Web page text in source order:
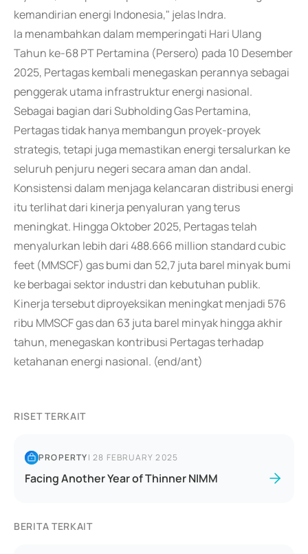
kemandirian energi Indonesia," jelas Indra.
Ia menambahkan dalam memperingati Hari Ulang
Tahun ke-68 PT Pertamina (Persero) pada 10 Desember
2025, Pertagas kembali menegaskan perannya sebagai
penggerak utama infrastruktur energi nasional.
Sebagai bagian dari Subholding Gas Pertamina,
Pertagas tidak hanya membangun proyek-proyek
strategis, tetapi juga memastikan energi tersalurkan ke
seluruh penjuru negeri secara aman dan andal.
Konsistensi dalam menjaga kelancaran distribusi energi
itu terlihat dari kinerja penyaluran yang terus
meningkat. Hingga Oktober 2025, Pertagas telah
menyalurkan lebih dari 488.666 million standard cubic
feet (MMSCF) gas bumi dan 52,7 juta barel minyak bumi
ke berbagai sektor industri dan kebutuhan publik.
Kinerja tersebut diproyeksikan meningkat menjadi 576
ribu MMSCF gas dan 63 juta barel minyak hingga akhir
tahun, menegaskan kontribusi Pertagas terhadap
ketahanan energi nasional. (end/ant)
RISET TERKAIT
PROPERTY|28 FEBRUARY 2025
Facing Another Year of Thinner NIMM
BERITA TERKAIT